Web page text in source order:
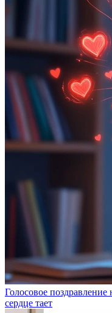
Голосовое поздравление
сердце тает